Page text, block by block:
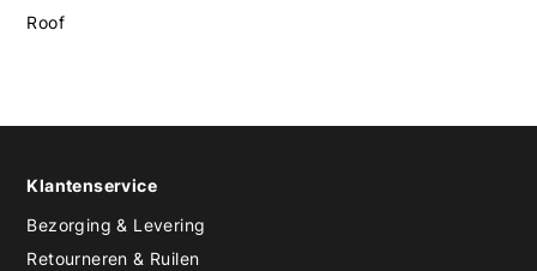
Roof
Klantenservice
Bezorging & Levering
Retourneren & Ruilen